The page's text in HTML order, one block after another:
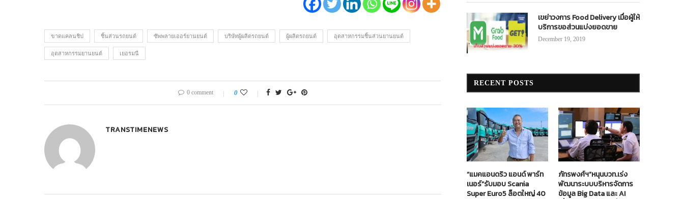
ขาดแคลนชิป ชิ้นส่วนรถยนต์ ซัพพลายเออร์ยานยนต์ บริษัทผู้ผลิตรถยนต์ ผู้ผลิตรถยนต์ อุตสาหกรรมชิ้นส่วนยานยนต์
อุตสาหกรรมยานยนต์ เยอรมนี
0 comment 0
TRANSTIMENEWS
เขย่าวงการ Food Delivery เมื่อผู้ให้
บริการขอส่วนแบ่งยอดขาย
December 19, 2019
RECENT POSTS
“แมคแอนดริว แอนด์ พาร์ท
เนอร์”รับมอบ Scania
Super Euro5 ล็อตใหญ่ 40
ภัทรพงศ์ฯ”หนุนบวท.เร่ง
พัฒนาระบบบริหารจัดการ
ข้อมูล Big Data และ AI